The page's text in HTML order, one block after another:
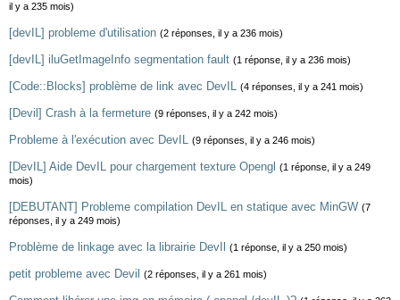
il y a 235 mois)
[devIL] probleme d'utilisation (2 réponses, il y a 236 mois)
[devIL] iluGetImageInfo segmentation fault (1 réponse, il y a 236 mois)
[Code::Blocks] problème de link avec DevIL (4 réponses, il y a 241 mois)
[Devil] Crash à la fermeture (9 réponses, il y a 242 mois)
Probleme à l'exécution avec DevIL (9 réponses, il y a 246 mois)
[DevIL] Aide DevIL pour chargement texture Opengl (1 réponse, il y a 249
mois)
[DEBUTANT] Probleme compilation DevIL en statique avec MinGW (7
réponses, il y a 249 mois)
Problème de linkage avec la librairie DevIl (1 réponse, il y a 250 mois)
petit probleme avec Devil (2 réponses, il y a 261 mois)